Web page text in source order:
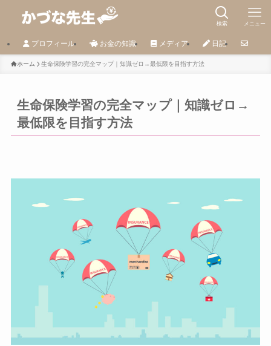
検索 メニュー
プロフィール お金の知識 メディア 日記
ホーム 生命保険学習の完全マップ｜知識ゼロ→最低限を目指す方法
生命保険学習の完全マップ｜知識ゼロ→
最低限を目指す方法